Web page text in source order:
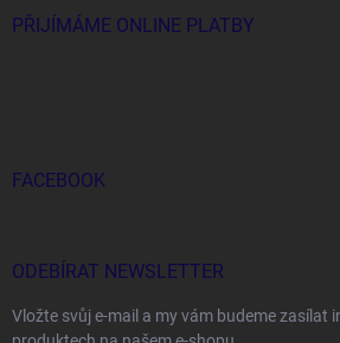
PŘIJÍMÁME ONLINE PLATBY
FACEBOOK
ODEBÍRAT NEWSLETTER
Vložte svůj e-mail a my vám budeme zasílat